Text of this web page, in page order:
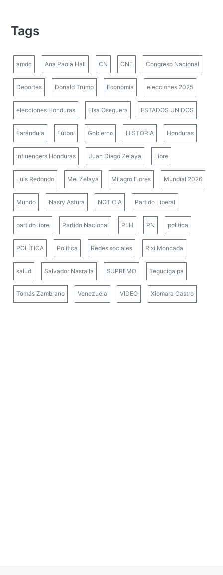
Tags
amdc Ana Paola Hall CN CNE Congreso Nacional
Deportes Donald Trump Economía elecciones 2025
elecciones Honduras Elsa Oseguera ESTADOS UNIDOS
Farándula Fútbol Gobierno HISTORIA Honduras
influencers Honduras Juan Diego Zelaya Libre
Luis Redondo Mel Zelaya Milagro Flores Mundial 2026
Mundo Nasry Asfura NOTICIA Partido Liberal
partido libre Partido Nacional PLH PN politica
POLÍTICA Política Redes sociales Rixi Moncada
salud Salvador Nasralla SUPREMO Tegucigalpa
Tomás Zambrano Venezuela VIDEO Xiomara Castro